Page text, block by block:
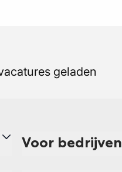
geladen
Voor bedrijven